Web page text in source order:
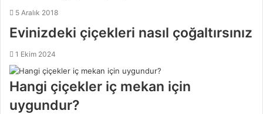
5 Aralık 2018
Evinizdeki çiçekleri nasıl çoğaltırsınız
1 Ekim 2024
Hangi çiçekler iç mekan için
uygundur?